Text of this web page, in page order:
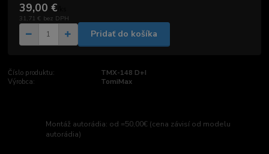
39,00 €
31,71 € bez DPH
Pridať do košíka
Číslo produktu:
TMX-148 D+I
Výrobca:
TomiMax
Montáž autorádia: od =50,00€ (cena závisí od modelu
autorádia)